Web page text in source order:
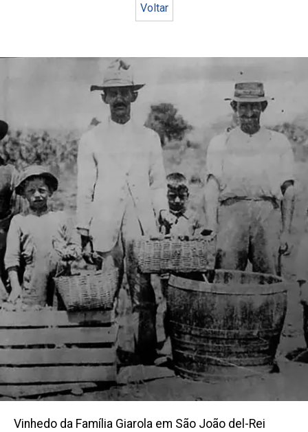
Voltar
Vinhedo da Família Giarola em São João del-Rei